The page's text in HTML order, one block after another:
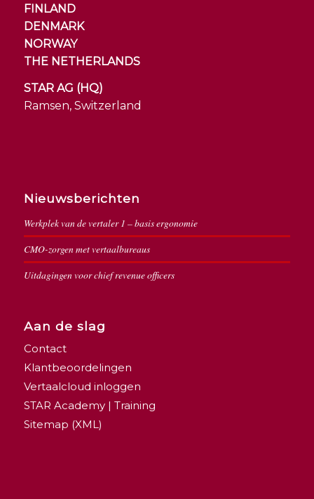
FINLAND
DENMARK
NORWAY
THE NETHERLANDS
STAR AG (HQ)
Ramsen, Switzerland
Nieuwsberichten
Werkplek van de vertaler 1 – basis ergonomie
CMO-zorgen met vertaalbureaus
Uitdagingen voor chief revenue officers
Aan de slag
Contact
Klantbeoordelingen
Vertaalcloud inloggen
STAR Academy | Training
Sitemap (XML)